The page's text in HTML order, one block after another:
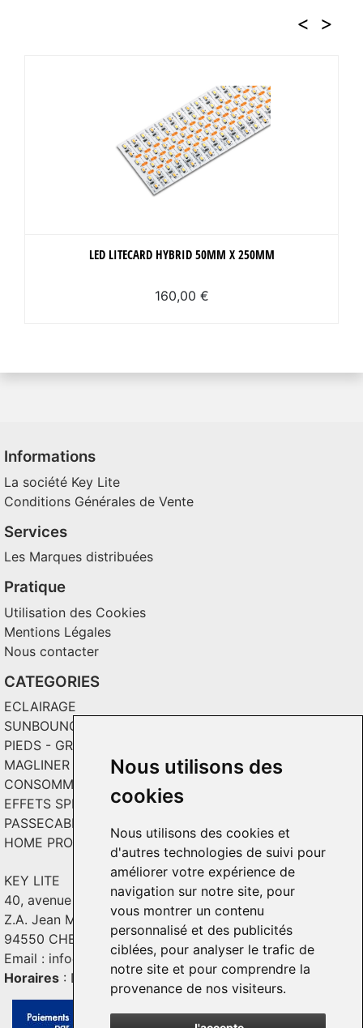
Nous utilisons des
cookies
Nous utilisons des cookies et
d'autres technologies de suivi pour
améliorer votre expérience de
navigation sur notre site, pour
vous montrer un contenu
personnalisé et des publicités
ciblées, pour analyser le trafic de
notre site et pour comprendre la
provenance de nos visiteurs.
< >
LED LITECARD HYBRID 50MM X 250MM
160,00 €
Informations
La société Key Lite
Conditions Générales de Vente
Services
Les Marques distribuées
Pratique
Utilisation des Cookies
Mentions Légales
Nous contacter
CATEGORIES
ECLAIRAGE
SUNBOUNCE
PIEDS - GRIPS - TOILES
MAGLINER CHARIOTS
CONSOMMABLES / SOLS VINYL
EFFETS SPECIAUX ET INCRUSTATION
PASSECABLE
HOME PRODUCT
KEY LITE
40, avenue Georges Guynemer
Z.A. Jean Mermoz - Bât. C2
94550 CHEVILLY - LARUE
Email : info@keylite.com
Horaires : Du lundi au vendredi : 9h-13h & 14h-18h